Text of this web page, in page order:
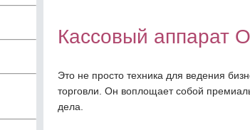
Кассовый
Это не просто техника для ведения
торговли. Он воплощает собой
дела.